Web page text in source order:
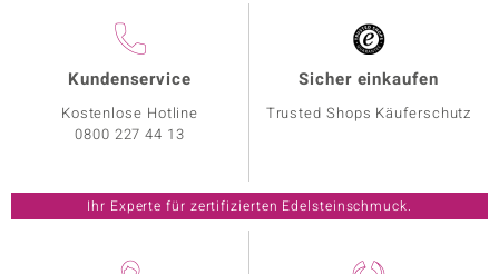
Kundenservice
Kostenlose Hotline
0800 227 44 13
Sicher einkaufen
Trusted Shops Käuferschutz
Ihr Experte für zertifizierten Edelsteinschmuck.